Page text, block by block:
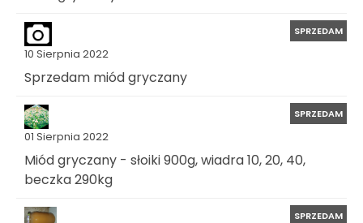
10 Sierpnia 2022
SPRZEDAM
Sprzedam miód gryczany
01 Sierpnia 2022
SPRZEDAM
Miód gryczany - słoiki 900g, wiadra 10, 20, 40,
beczka 290kg
SPRZEDAM